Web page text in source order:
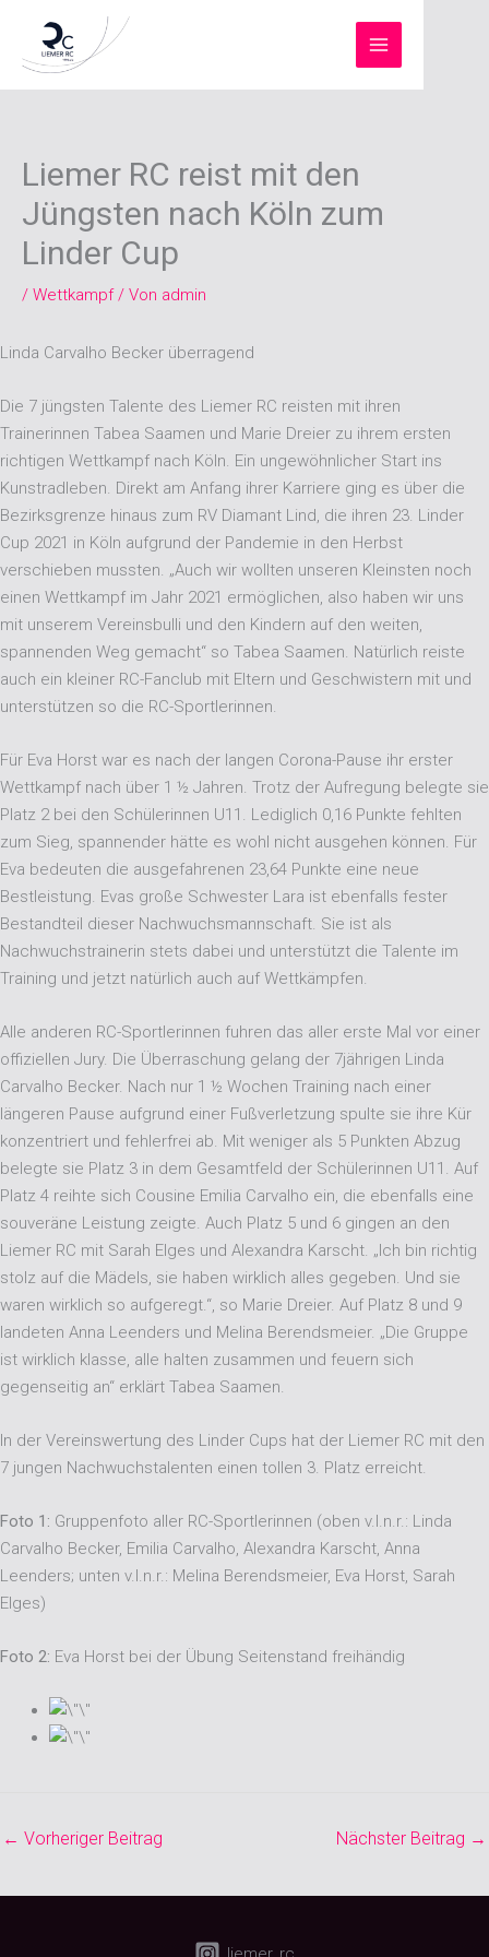
springen
Liemer RC reist mit den
Jüngsten nach Köln zum
Linder Cup
/ Wettkampf/ Von admin
Linda Carvalho Becker überragend
Die 7 jüngsten Talente des Liemer RC reisten mit ihren
Trainerinnen Tabea Saamen und Marie Dreier zu ihrem ersten
richtigen Wettkampf nach Köln. Ein ungewöhnlicher Start ins
Kunstradleben. Direkt am Anfang ihrer Karriere ging es über die
Bezirksgrenze hinaus zum RV Diamant Lind, die ihren 23. Linder
Cup 2021 in Köln aufgrund der Pandemie in den Herbst
verschieben mussten. „Auch wir wollten unseren Kleinsten noch
einen Wettkampf im Jahr 2021 ermöglichen, also haben wir uns
mit unserem Vereinsbulli und den Kindern auf den weiten,
spannenden Weg gemacht“ so Tabea Saamen. Natürlich reiste
auch ein kleiner RC-Fanclub mit Eltern und Geschwistern mit und
unterstützen so die RC-Sportlerinnen.
Für Eva Horst war es nach der langen Corona-Pause ihr erster
Wettkampf nach über 1 ½ Jahren. Trotz der Aufregung belegte sie
Platz 2 bei den Schülerinnen U11. Lediglich 0,16 Punkte fehlten
zum Sieg, spannender hätte es wohl nicht ausgehen können. Für
Eva bedeuten die ausgefahrenen 23,64 Punkte eine neue
Bestleistung. Evas große Schwester Lara ist ebenfalls fester
Bestandteil dieser Nachwuchsmannschaft. Sie ist als
Nachwuchstrainerin stets dabei und unterstützt die Talente im
Training und jetzt natürlich auch auf Wettkämpfen.
Alle anderen RC-Sportlerinnen fuhren das aller erste Mal vor einer
offiziellen Jury. Die Überraschung gelang der 7jährigen Linda
Carvalho Becker. Nach nur 1 ½ Wochen Training nach einer
längeren Pause aufgrund einer Fußverletzung spulte sie ihre Kür
konzentriert und fehlerfrei ab. Mit weniger als 5 Punkten Abzug
belegte sie Platz 3 in dem Gesamtfeld der Schülerinnen U11. Auf
Platz 4 reihte sich Cousine Emilia Carvalho ein, die ebenfalls eine
souveräne Leistung zeigte. Auch Platz 5 und 6 gingen an den
Liemer RC mit Sarah Elges und Alexandra Karscht. „Ich bin richtig
stolz auf die Mädels, sie haben wirklich alles gegeben. Und sie
waren wirklich so aufgeregt.“, so Marie Dreier. Auf Platz 8 und 9
landeten Anna Leenders und Melina Berendsmeier. „Die Gruppe
ist wirklich klasse, alle halten zusammen und feuern sich
gegenseitig an“ erklärt Tabea Saamen.
In der Vereinswertung des Linder Cups hat der Liemer RC mit den
7 jungen Nachwuchstalenten einen tollen 3. Platz erreicht.
Foto 1: Gruppenfoto aller RC-Sportlerinnen (oben v.l.n.r.: Linda
Carvalho Becker, Emilia Carvalho, Alexandra Karscht, Anna
Leenders; unten v.l.n.r.: Melina Berendsmeier, Eva Horst, Sarah
Elges)
Foto 2: Eva Horst bei der Übung Seitenstand freihändig
← Vorheriger Beitrag Nächster Beitrag →